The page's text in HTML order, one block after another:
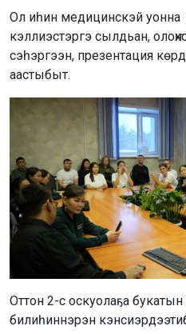
Ол иһин медицинскэй уонна
кэллиэстэргэ сылдьан,
сэһэргээн, презентация
аастыбыт.
Оттон 2-с оскуолаҕа
билиһиннэрэн